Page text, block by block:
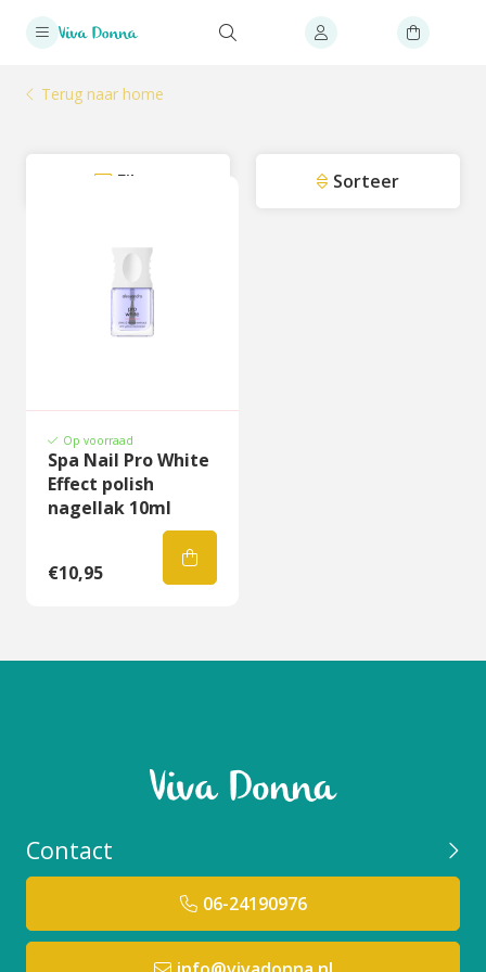
Terug naar home
Filter Sorteer
Op voorraad
Spa Nail Pro White
Effect polish
nagellak 10ml
€10,95
Contact
06-24190976